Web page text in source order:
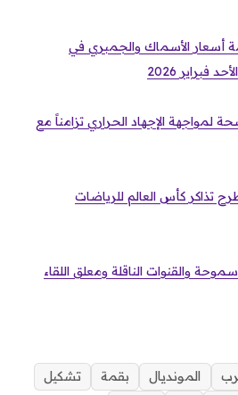
أسعار الأسماك والجمبري في
فبراير 2026
لمواجهة الإجهاد الحراري تزامناً مع
تذاكر كأس العالم للرياضات
والقنوات الناقلة ومعلق اللقاء
المونديال بقمة
تشكيل